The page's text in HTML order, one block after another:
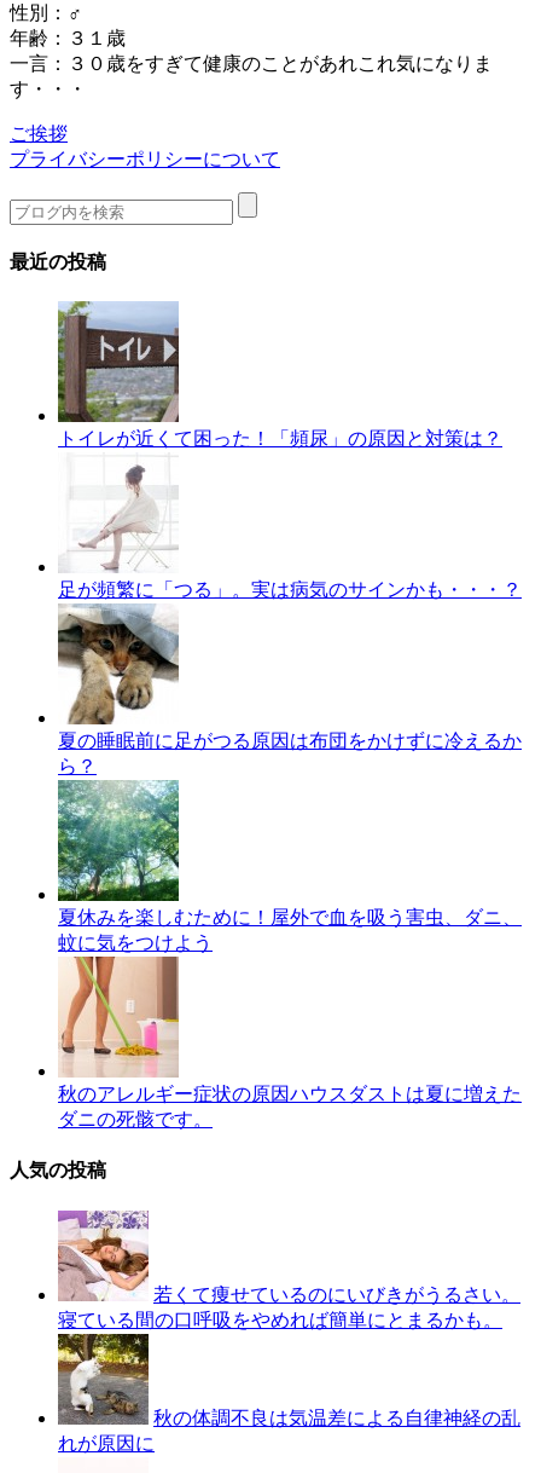
性別：♂
年齢：３１歳
一言：３０歳をすぎて健康のことがあれこれ気になりま
す・・・
ご挨拶
プライバシーポリシーについて
最近の投稿
トイレが近くて困った！「頻尿」の原因と対策は？
足が頻繁に「つる」。実は病気のサインかも・・・？
夏の睡眠前に足がつる原因は布団をかけずに冷えるか
ら？
夏休みを楽しむために！屋外で血を吸う害虫、ダニ、
蚊に気をつけよう
秋のアレルギー症状の原因ハウスダストは夏に増えた
ダニの死骸です。
人気の投稿
若くて痩せているのにいびきがうるさい。
寝ている間の口呼吸をやめれば簡単にとまるかも。
秋の体調不良は気温差による自律神経の乱
れが原因に